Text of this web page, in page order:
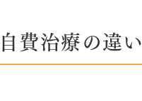
費治療の違い